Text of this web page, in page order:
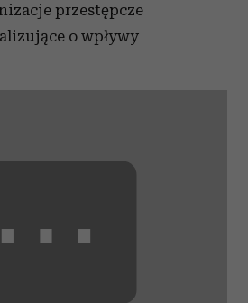
przestępcze
o wpływy
⋯